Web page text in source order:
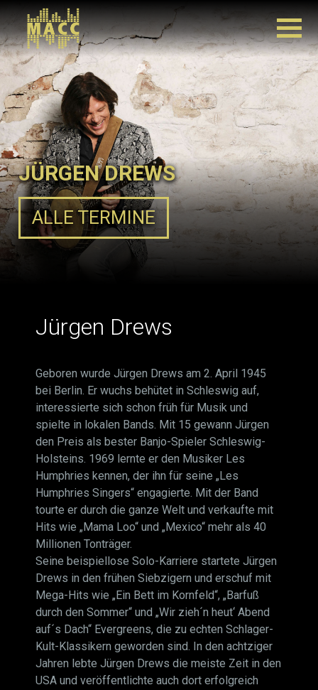
JÜRGEN DREWS
ALLE TERMINE
Jürgen Drews
Geboren wurde Jürgen Drews am 2. April 1945
bei Berlin. Er wuchs behütet in Schleswig auf,
interessierte sich schon früh für Musik und
spielte in lokalen Bands. Mit 15 gewann Jürgen
den Preis als bester Banjo-Spieler Schleswig-
Holsteins. 1969 lernte er den Musiker Les
Humphries kennen, der ihn für seine „Les
Humphries Singers“ engagierte. Mit der Band
tourte er durch die ganze Welt und verkaufte mit
Hits wie „Mama Loo“ und „Mexico“ mehr als 40
Millionen Tonträger.
Seine beispiellose Solo-Karriere startete Jürgen
Drews in den frühen Siebzigern und erschuf mit
Mega-Hits wie „Ein Bett im Kornfeld“, „Barfuß
durch den Sommer“ und „Wir zieh´n heut‘ Abend
auf´s Dach“ Evergreens, die zu echten Schlager-
Kult-Klassikern geworden sind. In den achtziger
Jahren lebte Jürgen Drews die meiste Zeit in den
USA und veröffentlichte auch dort erfolgreich